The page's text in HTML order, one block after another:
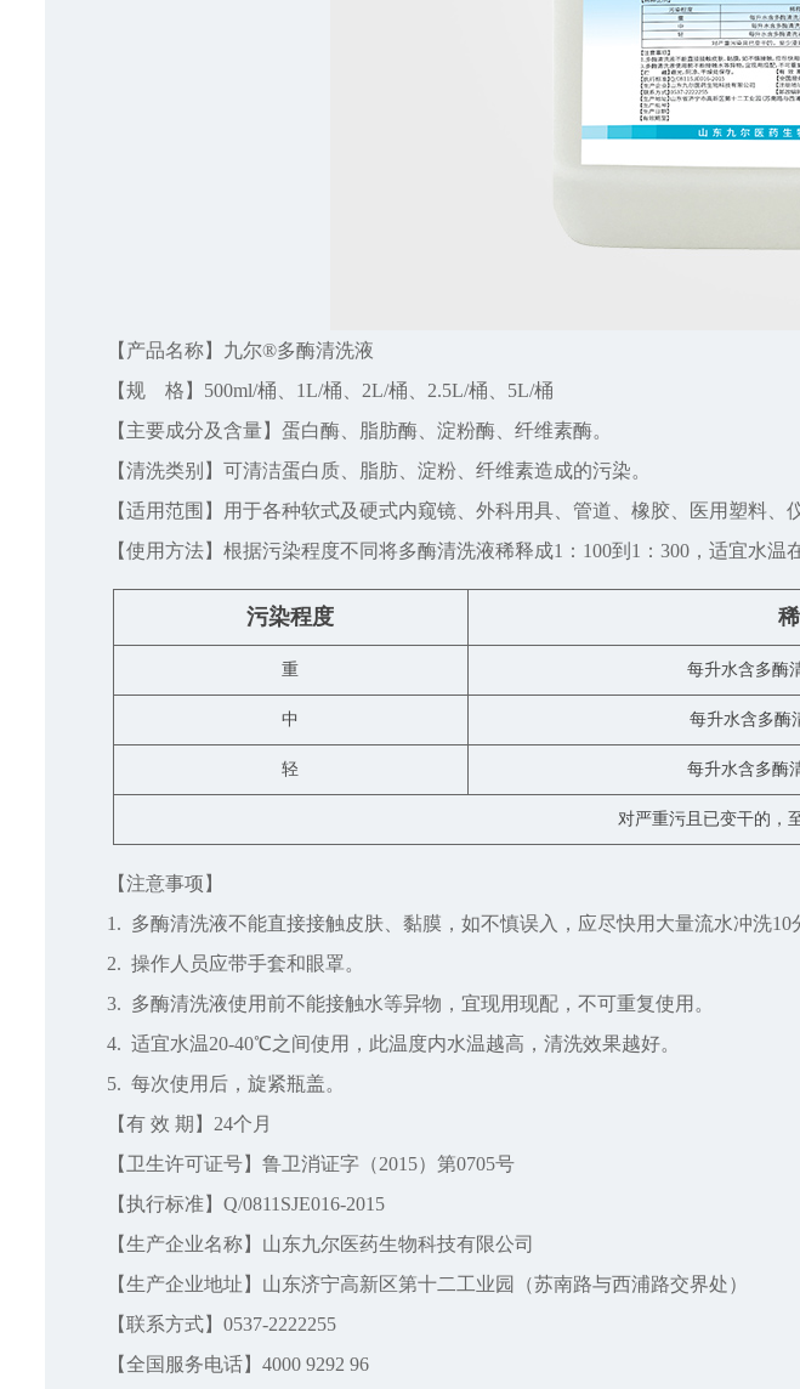
【产品名称】九尔®多酶清洗液
【规 格】500ml/桶、1L/桶、2L/桶、2.5L/桶、5L/桶
【主要成分及含量】蛋白酶、脂肪酶、淀粉酶、纤维素酶。
【清洗类别】可清洁蛋白质、脂肪、淀粉、纤维素造成的污染。
【适用范围】用于各种软式及硬式内窥镜、外科用具、管道、橡胶、医用塑料、
【使用方法】根据污染程度不同将多酶清洗液稀释成1：100到1：300，适宜水
污染程度
重 每升水含多酶
中 每升水含多酶
轻 每升水含多酶
对严重污且已变干的，
【注意事项】
1. 多酶清洗液不能直接接触皮肤、黏膜，如不慎误入，应尽快用大量流水冲洗10
2. 操作人员应带手套和眼罩。
3. 多酶清洗液使用前不能接触水等异物，宜现用现配，不可重复使用。
4. 适宜水温20-40℃之间使用，此温度内水温越高，清洗效果越好。
5. 每次使用后，旋紧瓶盖。
【有 效 期】24个月
【卫生许可证号】鲁卫消证字（2015）第0705号
【执行标准】Q/0811SJE016-2015
【生产企业名称】山东九尔医药生物科技有限公司
【生产企业地址】山东济宁高新区第十二工业园（苏南路与西浦路交界处）
【联系方式】0537-2222255
【全国服务电话】4000 9292 96